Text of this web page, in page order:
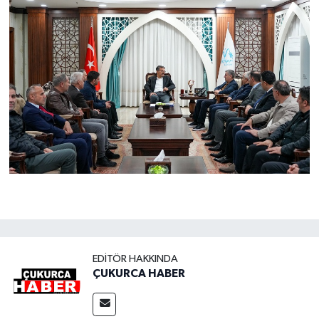
EDITÖR HAKKINDA
ÇUKURCA HABER